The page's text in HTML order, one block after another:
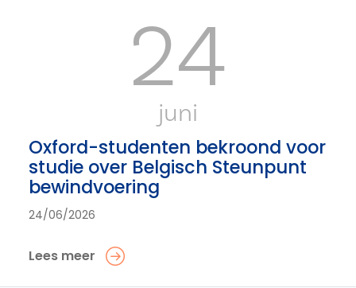
24
juni
Oxford-studenten bekroond voor
studie over Belgisch Steunpunt
bewindvoering
24/06/2026
Lees meer